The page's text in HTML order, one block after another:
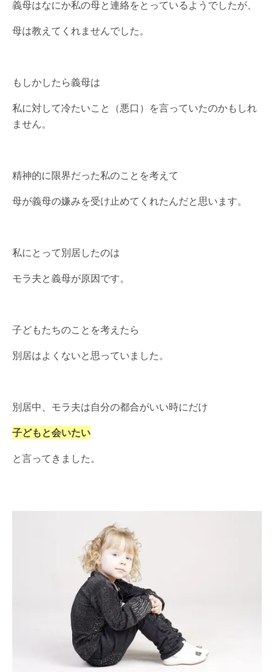
義母はなにか私の母と連絡をとっているようでしたが、
母は教えてくれませんでした。
もしかしたら義母は
私に対して冷たいこと（悪口）を言っていたのかもしれ
ません。
精神的に限界だった私のことを考えて
母が義母の嫌みを受け止めてくれたんだと思います。
私にとって別居したのは
モラ夫と義母が原因です。
子どもたちのことを考えたら
別居はよくないと思っていました。
別居中、モラ夫は自分の都合がいい時にだけ
子どもと会いたい
と言ってきました。